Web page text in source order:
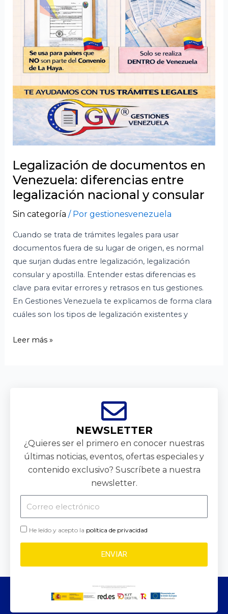
Legalización de documentos en
Venezuela: diferencias entre
legalización nacional y consular
Sin categoría / Por gestionesvenezuela
Cuando se trata de trámites legales para usar
documentos fuera de su lugar de origen, es normal
que surjan dudas entre legalización, legalización
consular y apostilla. Entender estas diferencias es
clave para evitar errores y retrasos en tus gestiones.
En Gestiones Venezuela te explicamos de forma clara
cuáles son los tipos de legalización existentes y
Leer más »
NEWSLETTER
¿Quieres ser el primero en conocer nuestras
últimas noticias, eventos, ofertas especiales y
contenido exclusivo? Suscríbete a nuestra
newsletter.
He leído y acepto la política de privacidad
ENVIAR